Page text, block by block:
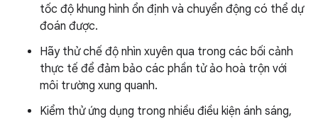
tốc độ khung hình ổn định và chuyển động có thể dự
đoán được.
Hãy thử chế độ nhìn xuyên qua trong các bối cảnh
thực tế để đảm bảo các phần tử ảo hoà trộn với
môi trường xung quanh.
Kiểm thử ứng dụng trong nhiều điều kiện ánh sáng,